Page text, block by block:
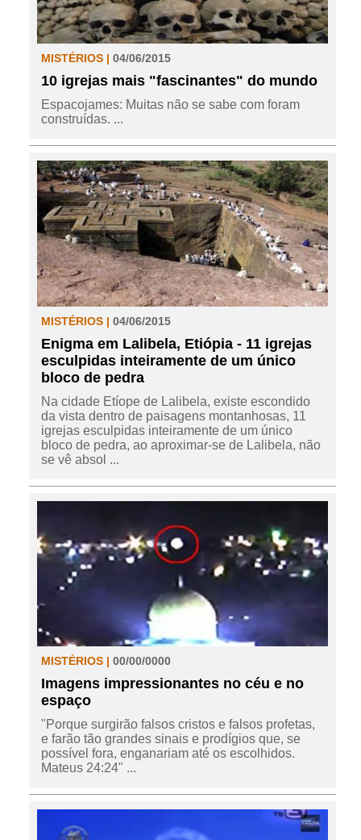
MISTÉRIOS | 04/06/2015
10 igrejas mais "fascinantes" do mundo
Espacojames: Muitas não se sabe com foram
construídas. ...
MISTÉRIOS | 04/06/2015
Enigma em Lalibela, Etiópia - 11 igrejas
esculpidas inteiramente de um único
bloco de pedra
Na cidade Etíope de Lalibela, existe escondido
da vista dentro de paisagens montanhosas, 11
igrejas esculpidas inteiramente de um único
bloco de pedra, ao aproximar-se de Lalibela, não
se vê absol ...
MISTÉRIOS | 00/00/0000
Imagens impressionantes no céu e no
espaço
"Porque surgirão falsos cristos e falsos profetas,
e farão tão grandes sinais e prodígios que, se
possível fora, enganariam até os escolhidos.
Mateus 24:24" ...